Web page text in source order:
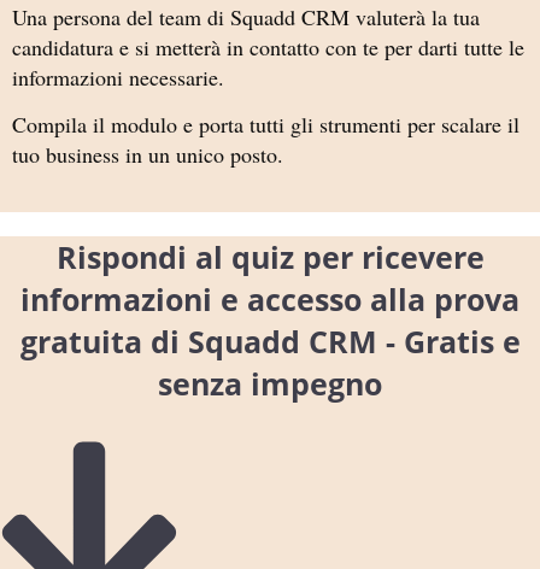
Una persona del team di Squadd CRM valuterà la tua
candidatura e si metterà in contatto con te per darti tutte le
informazioni necessarie.
Compila il modulo e porta tutti gli strumenti per scalare il
tuo business in un unico posto.
Rispondi al quiz per ricevere
informazioni e accesso alla prova
gratuita di Squadd CRM - Gratis e
senza impegno